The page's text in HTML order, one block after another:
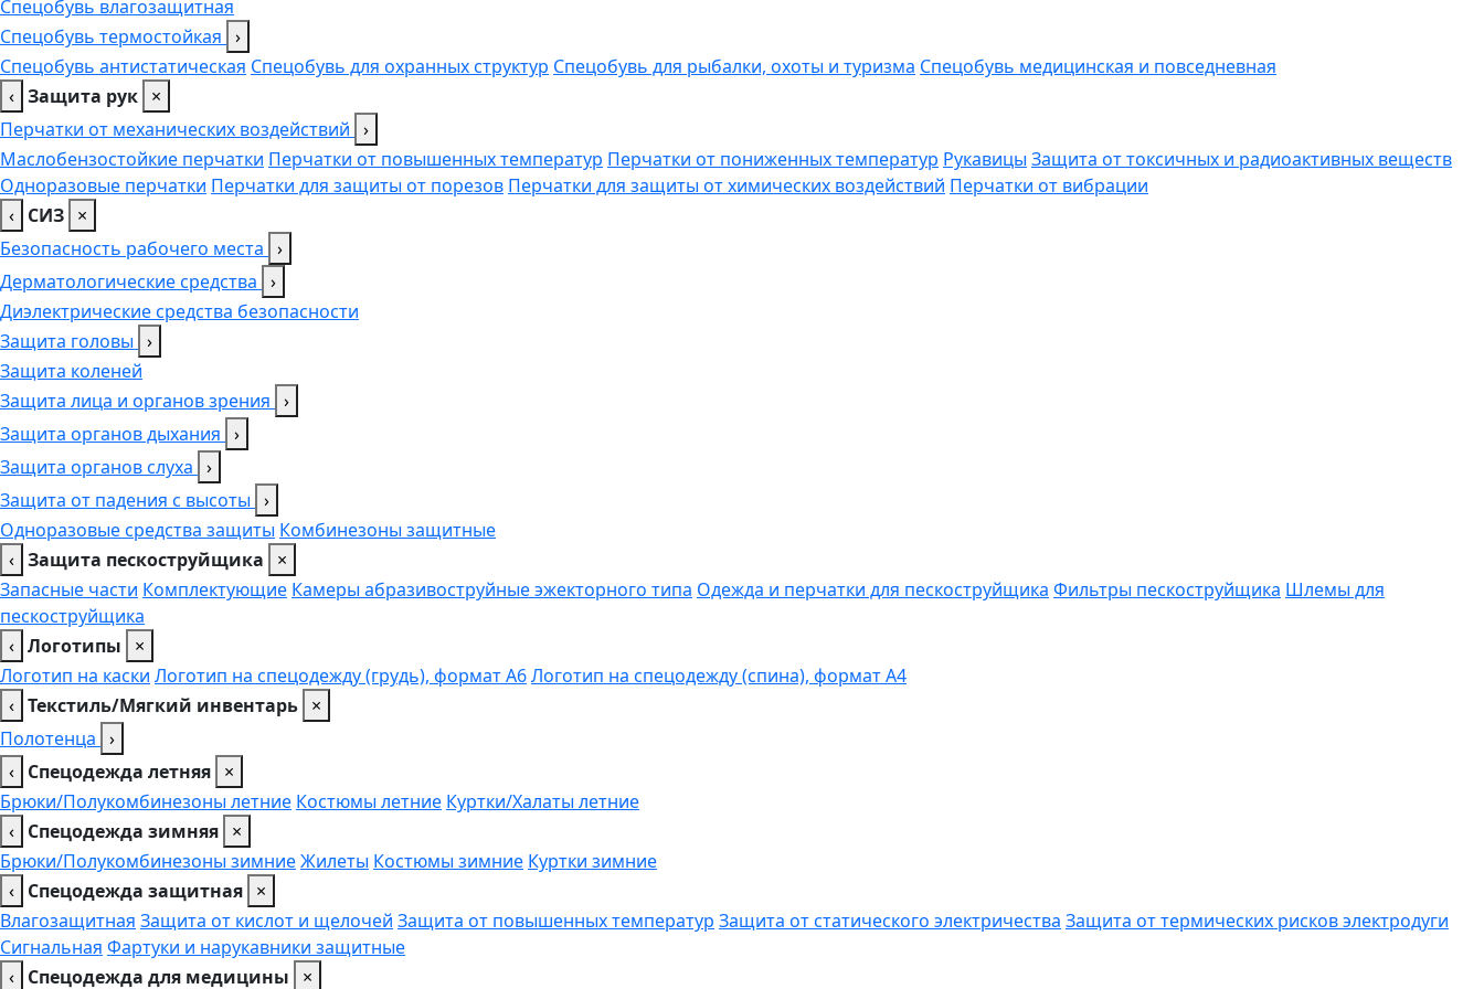
Спецобувь влагозащитная
Спецобувь термостойкая ›
Спецобувь антистатическая Спецобувь для охранных структур Спецобувь для рыбалки, охоты и туризма Спецобувь медицинская и повседневная
‹ Защита рук ×
Перчатки от механических воздействий ›
Маслобензостойкие перчатки Перчатки от повышенных температур Перчатки от пониженных температур Рукавицы Защита от токсичных и радиоактивных веществ
Одноразовые перчатки Перчатки для защиты от порезов Перчатки для защиты от химических воздействий Перчатки от вибрации
‹ СИЗ ×
Безопасность рабочего места ›
Дерматологические средства ›
Диэлектрические средства безопасности
Защита головы ›
Защита коленей
Защита лица и органов зрения ›
Защита органов дыхания ›
Защита органов слуха ›
Защита от падения с высоты ›
Одноразовые средства защиты Комбинезоны защитные
‹ Защита пескоструйщика
×
Запасные части Комплектующие Камеры абразивоструйные эжекторного типа Одежда и перчатки для пескоструйщика Фильтры пескоструйщика Шлемы для
пескоструйщика
‹ Логотипы
×
Логотип на каски Логотип на спецодежду (грудь), формат А6Логотип на спецодежду (спина), формат А4
‹ Текстиль/Мягкий инвентарь ×
Полотенца ›
‹ Спецодежда летняя ×
Брюки/Полукомбинезоны летние Костюмы летние Куртки/Халаты летние
‹ Спецодежда зимняя ×
Брюки/Полукомбинезоны зимниеЖилеты Костюмы зимние Куртки зимние
‹ Спецодежда защитная ×
Влагозащитная Защита от кислот и щелочей Защита от повышенных температур Защита от статического электричества Защита от термических рисков электродуги
Сигнальная Фартуки и нарукавники защитные
‹ Спецодежда для медицины ×